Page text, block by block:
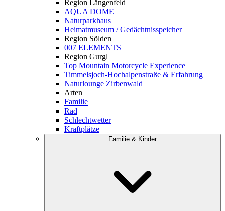
Region Längenfeld
AQUA DOME
Naturparkhaus
Heimatmuseum / Gedächtnisspeicher
Region Sölden
007 ELEMENTS
Region Gurgl
Top Mountain Motorcycle Experience
Timmelsjoch-Hochalpenstraße & Erfahrung
Naturlounge Zirbenwald
Arten
Familie
Rad
Schlechtwetter
Kraftplätze
Familie & Kinder